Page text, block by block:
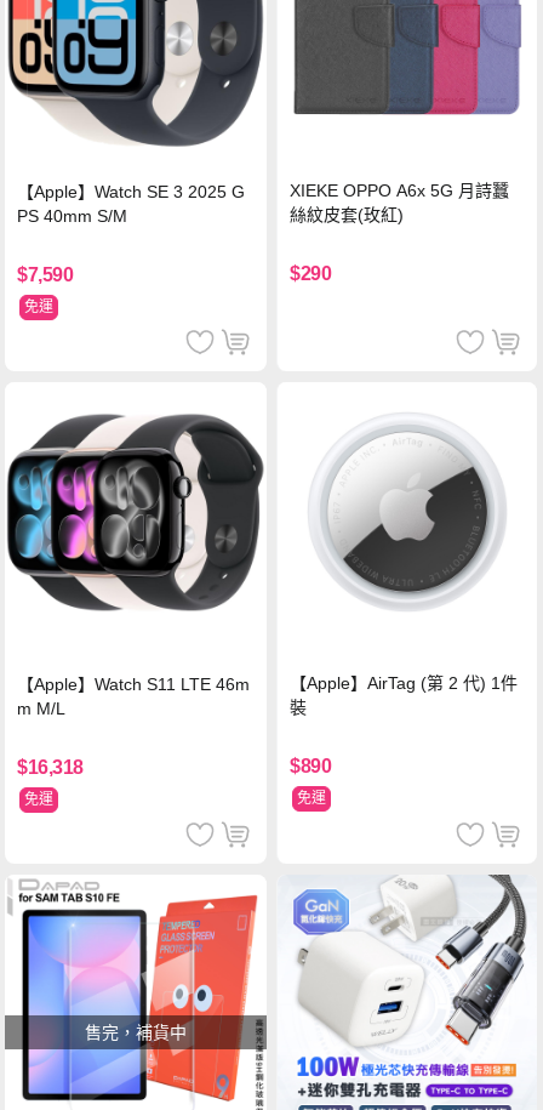
【Apple】Watch SE 3 2025 G
PS 40mm S/M
$7,590
免運
XIEKE OPPO A6x 5G 月詩蠶
絲紋皮套(玫紅)
$290
【Apple】Watch S11 LTE 46m
m M/L
$16,318
免運
【Apple】AirTag (第 2 代) 1件
裝
$890
免運
售完，補貨中